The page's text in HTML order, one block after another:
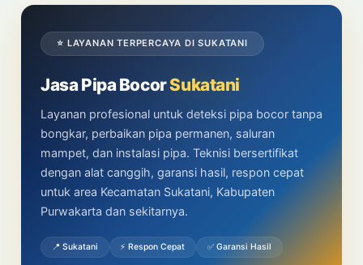
⭐ LAYANAN TERPERCAYA DI SUKATANI
Jasa Pipa BocorSukatani
Layanan profesional untuk deteksi pipa bocor tanpa
bongkar, perbaikan pipa permanen, saluran
mampet, dan instalasi pipa. Teknisi bersertifikat
dengan alat canggih, garansi hasil, respon cepat
untuk area Kecamatan Sukatani, Kabupaten
Purwakarta dan sekitarnya.
📍 Sukatani ⚡ Respon Cepat ✅ Garansi Hasil